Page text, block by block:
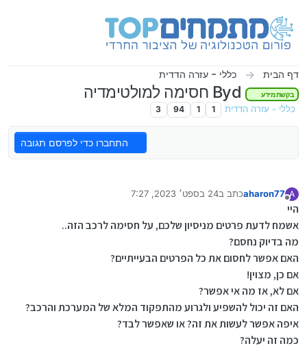
דף הבית כללי - עזרה הדדית
בקשת מידע
כללי - עזרה הדדית 1
1
94
3
התחברו כדי לפרסם תגובה
A
aharon77כתב ב24 בספט׳ 2023, 7:27
נערך לאחרונה על ידי
היי
אשמח לדעת פרטים מניסיון שלכם, על חסימה לרכב הזה..
מה בדיוק נחסם?
האם אפשר לחסום את כל הפרטים הבעייתיים?
אם כן, מצוין!
אם לא, אז מה אי אפשר?
האם זה יכול להשפיע ולגרוע מהתפקוד המלא של המערכת והרכב?
איפה אפשר לעשות את זה? או שאפשר לבד?
כמה זה יעלה?